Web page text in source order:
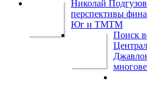
Николай
перспективы
Юг и ТМТМ
Поиск